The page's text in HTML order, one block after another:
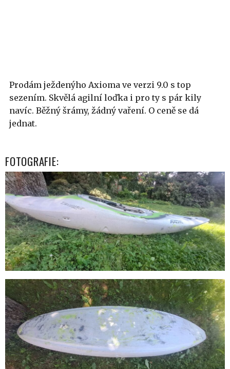
Prodám ježdenýho Axioma ve verzi 9.0 s top
sezením. Skvělá agilní loďka i pro ty s pár kily
navíc. Běžný šrámy, žádný vaření. O ceně se dá
jednat.
FOTOGRAFIE: